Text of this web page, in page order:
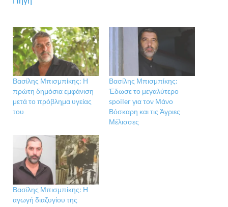
Βασίλης Μπισμπίκης: Η
πρώτη δημόσια εμφάνιση
μετά το πρόβλημα υγείας
του
Βασίλης Μπισμπίκης:
Έδωσε το μεγαλύτερο
spoiler για τον Μάνο
Βόσκαρη και τις Άγριες
Μέλισσες
Βασίλης Μπισμπίκης: Η
αγωγή διαζυγίου της